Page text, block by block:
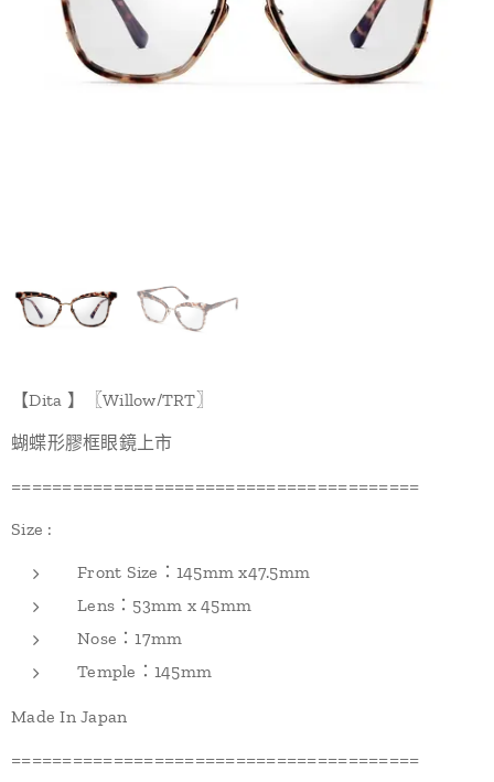
【Dita 】〖Willow/TRT〗
蝴蝶形膠框眼鏡上市
========================================
Size :
Front Size：145mm x47.5mm
Lens：53mm x 45mm
Nose：17mm
Temple：145mm
Made In Japan
========================================